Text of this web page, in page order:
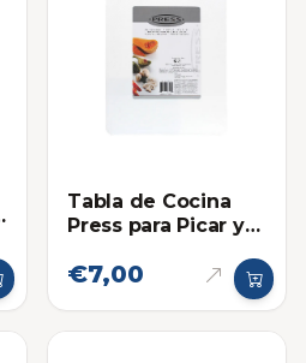
Tabla de Cocina
Press para Picar y
€7,00